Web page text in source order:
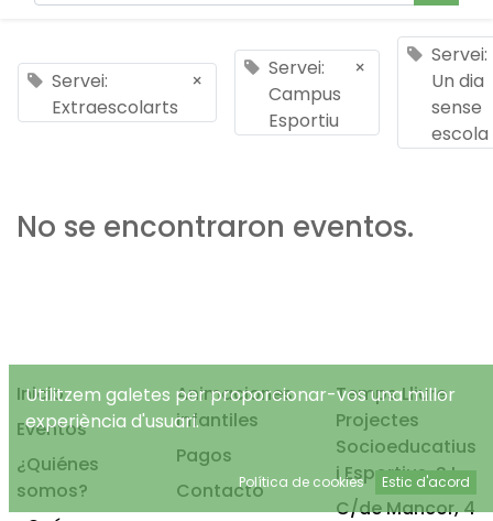
Servei:
Extraescolarts
×
Servei:
Campus
Esportiu
×
Servei:
Un dia
sense
escola
No se encontraron eventos.
Inicio
Eventos
¿Quiénes
somos?
Animaciones
infantiles
Pagos
Contacto
Temps Lliure
Projectes
Socioeducatius
i Esportius, S.L.
C/de Mancor, 4
Utilitzem galetes per proporcionar-vos una millor
experiència d'usuari.
Política de cookies Estic d'acord